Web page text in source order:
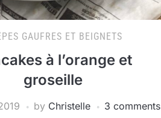
GAUFRES ET BEIGNETS
à l’orange et
groseille
by Christelle 3 comments